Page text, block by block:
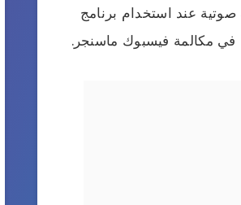
عند استخدام برنامج
في مكالمة فيسبوك ماسنجر.